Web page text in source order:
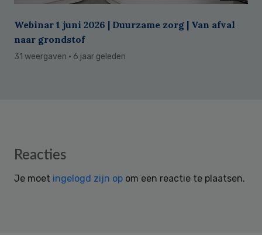
Webinar 1 juni 2026 | Duurzame zorg | Van afval
naar grondstof
31 weergaven · 6 jaar geleden
Reader
Reacties
Je moet ingelogd zijn op om een reactie te plaatsen.